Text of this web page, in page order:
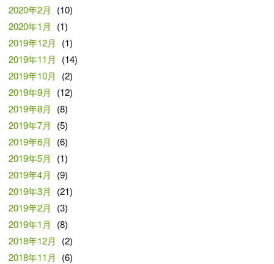
2020年2月
(10)
2020年1月
(1)
2019年12月
(1)
2019年11月
(14)
2019年10月
(2)
2019年9月
(12)
2019年8月
(8)
2019年7月
(5)
2019年6月
(6)
2019年5月
(1)
2019年4月
(9)
2019年3月
(21)
2019年2月
(3)
2019年1月
(8)
2018年12月
(2)
2018年11月
(6)